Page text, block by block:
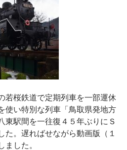
若桜鉄道で定期列車を一部運休
使い特別な列車「鳥取県発地方
東駅間を一往復４５年ぶりにＳ
た。遅ればせながら動画版（１
ました。